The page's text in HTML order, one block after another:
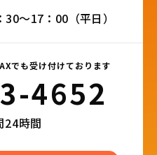
30～17：00（平日）
でも受け付けております
4652​
24時間